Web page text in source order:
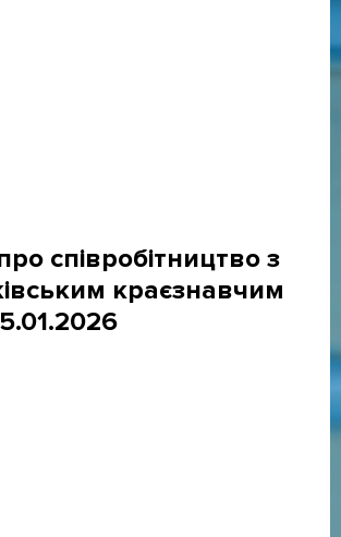
співробітництво з
краєзнавчим